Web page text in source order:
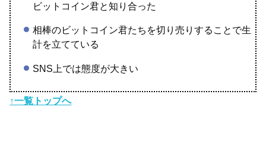
ビットコイン君と知り合った
相棒のビットコイン君たちを切り売りすることで生
計を立てている
SNS上では態度が大きい
↑一覧トップへ